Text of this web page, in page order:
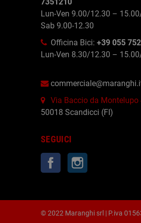
Lun-Ven 9.00/12.30 –
Sab 9.00-12.30
Officina Bici: +39 055
Lun-Ven 8.30/12.30 –
Via Baccio da Montelupo
50018 Scandicci (FI)
SEGUICI
Facebook
© 2022 Maranghi srl | P.iva